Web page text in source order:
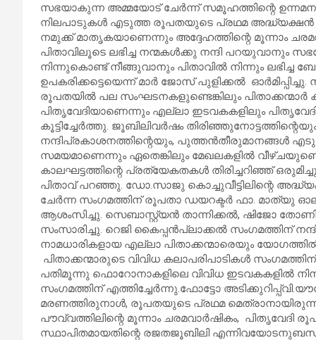
സഭയാകുന്ന അമ്മയോട് ചേര്‍ന്ന് സമൂഹത്തിന്റെ
നിലപാടുകള്‍ എടുത്ത രൂപതയുടെ പ്രഥമ
നമുക്ക് മാതൃകയാണെന്നും അദ്ദേഹത്തിന്റെ മൂന്നാം
പിതാവിലൂടെ ലഭിച്ച നന്മകള്‍ക്കു നന്ദി പറയുവാനും
നിന്നുകൊണ്ട് നീങ്ങുവാനും പിതാവില്‍ നിന്നും ലഭിച്ച
ഉപകരിക്കട്ടെയെന്ന് മാര്‍ ജോസ് പുളിക്കല്‍ ഓര്‍മിപ്പിച്ചു.
രൂപതയില്‍ പല സംഘടനകളുണ്ടെങ്കിലും
പിതൃവേദിയാണെന്നും എല്ലാ ഇടവകകളിലും
കൂട്ടിച്ചേര്‍ത്തു. ജൂബിലിവര്‍ഷം
നന്ദിപ്രകാശനത്തിന്റെയും, പുത്തന്‍തീരുമാനങ്ങള്‍
സമയമാണെന്നും ഏതെങ്കിലും മേഖലകളില്‍
കാലഘട്ടത്തിന്റെ പ്രത്യേകതകള്‍ തിരിച്ചറിഞ്ഞ്
പിതാവ് പറഞ്ഞു. ഡോ.സാജു കൊച്ചുവീട്ടിലിന്റെ
ചേര്‍ന്ന സംഗമത്തിന് രൂപതാ ഡയറക്ടര്‍ ഫാ. മാത്യു
ആശംസിച്ചു. സെബാസ്റ്റ്യന്‍ താന്നിക്കല്‍, ഷിജോ
സംസാരിച്ചു. റെജി കൈപ്പന്‍പ്ലാക്കല്‍ സംഗമത്തിന്
നാമധാരികളായ എല്ലാ പിതാക്കന്മാരെയും
പിതാക്കന്മാരുടെ വിവിധ കലാപരിപാടികള്‍
പതിമൂന്നു ഫൊറോനാകളിലെ വിവിധ ഇടവകകളില്‍
സംഗമത്തിന് എത്തിച്ചേര്‍ന്നു.ഫോട്ടോ
മരണത്തിരുനാള്‍, രൂപതയുടെ പ്രഥമ
പൗവ്വത്തിലിന്റെ മൂന്നാം ചരമവാര്‍ഷികം, പിതൃവേദി
സ്ഥാപിതമായതിന്റെ രജതജൂബിലി